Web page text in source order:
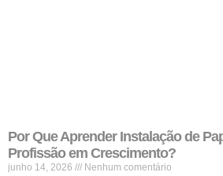
Por Que Aprender Instalação de
Profissão em Crescimento?
junho 14, 2026 Nenhum comentário